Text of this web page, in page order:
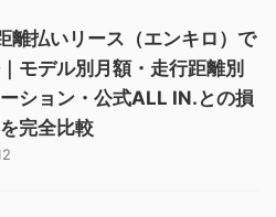
離払いリース（エンキロ）で
モデル別月額・走行距離別
ション・公式ALL IN.との損
完全比較